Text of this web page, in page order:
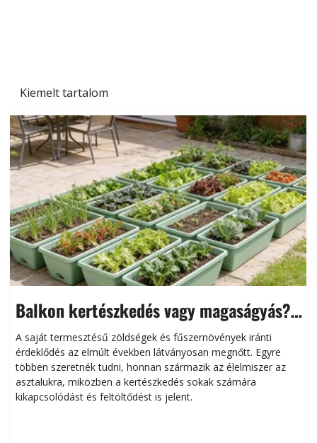
Kiemelt tartalom
Balkon kertészkedés vagy magaságyás?
Helytakarékos kertészkedés
A saját termesztésű zöldségek és fűszernövények iránti
érdeklődés az elmúlt években látványosan megnőtt. Egyre
többen szeretnék tudni, honnan származik az élelmiszer az
asztalukra, miközben a kertészkedés sokak számára
kikapcsolódást és feltöltődést is jelent.